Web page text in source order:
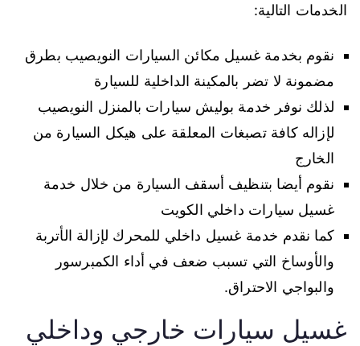
الخدمات التالية:
نقوم بخدمة غسيل مكائن السيارات النويصيب بطرق
مضمونة لا تضر بالمكينة الداخلية للسيارة
لذلك نوفر خدمة بوليش سيارات بالمنزل النويصيب
لإزاله كافة تصبغات المعلقة على هيكل السيارة من
الخارج
نقوم أيضا بتنظيف أسقف السيارة من خلال خدمة
غسيل سيارات داخلي الكويت
كما نقدم خدمة غسيل داخلي للمحرك لإزالة الأتربة
والأوساخ التي تسبب ضعف في أداء الكمبرسور
والبواجي الاحتراق.
غسيل سيارات خارجي وداخلي